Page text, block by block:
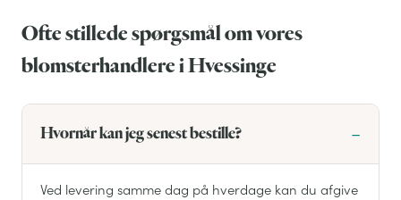
Ofte stillede spørgsmål om vores
blomsterhandlere i Hvessinge
Hvornår kan jeg senest bestille?
Ved levering samme dag på hverdage kan du afgive